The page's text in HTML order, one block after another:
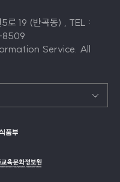
로 19 (반곡동) , TEL :
Service. All